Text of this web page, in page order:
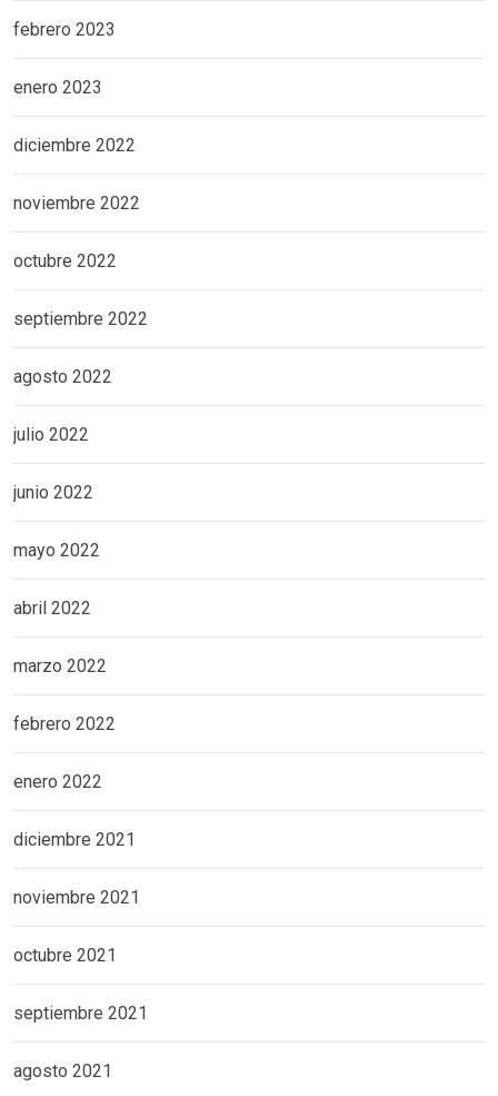
febrero 2023
enero 2023
diciembre 2022
noviembre 2022
octubre 2022
septiembre 2022
agosto 2022
julio 2022
junio 2022
mayo 2022
abril 2022
marzo 2022
febrero 2022
enero 2022
diciembre 2021
noviembre 2021
octubre 2021
septiembre 2021
agosto 2021